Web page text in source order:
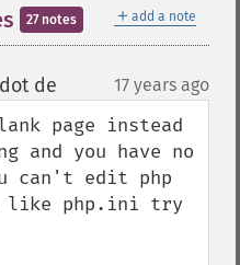
＋ add a note
27 notes
de 17 years ago
page instead
and you have no
can't edit php
like php.ini try